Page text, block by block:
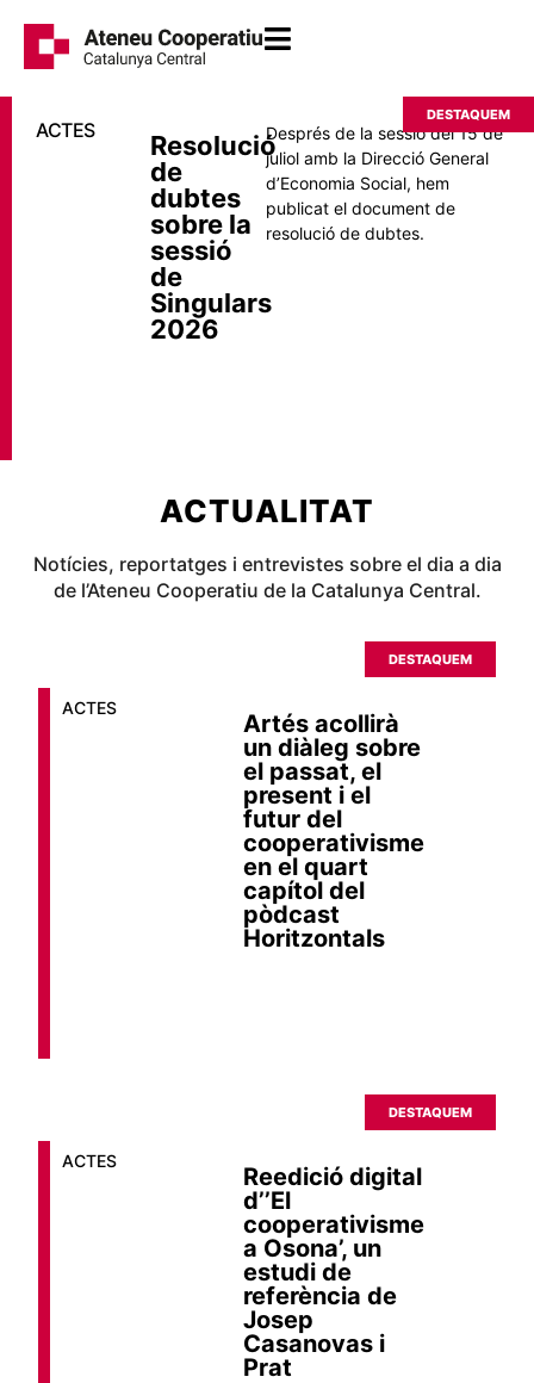
ACTES
Resolució
de
dubtes
sobre la
sessió
de
Singulars
2026
Després de la sessió del 15 de
juliol amb la Direcció General
d’Economia Social, hem
publicat el document de
resolució de dubtes.
DESTAQUEM
ACTUALITAT
Notícies, reportatges i entrevistes sobre el dia a dia
de l’Ateneu Cooperatiu de la Catalunya Central.
DESTAQUEM
ACTES
Artés acollirà
un diàleg sobre
el passat, el
present i el
futur del
cooperativisme
en el quart
capítol del
pòdcast
Horitzontals
DESTAQUEM
ACTES
Reedició digital
d’’El
cooperativisme
a Osona’, un
estudi de
referència de
Josep
Casanovas i
Prat